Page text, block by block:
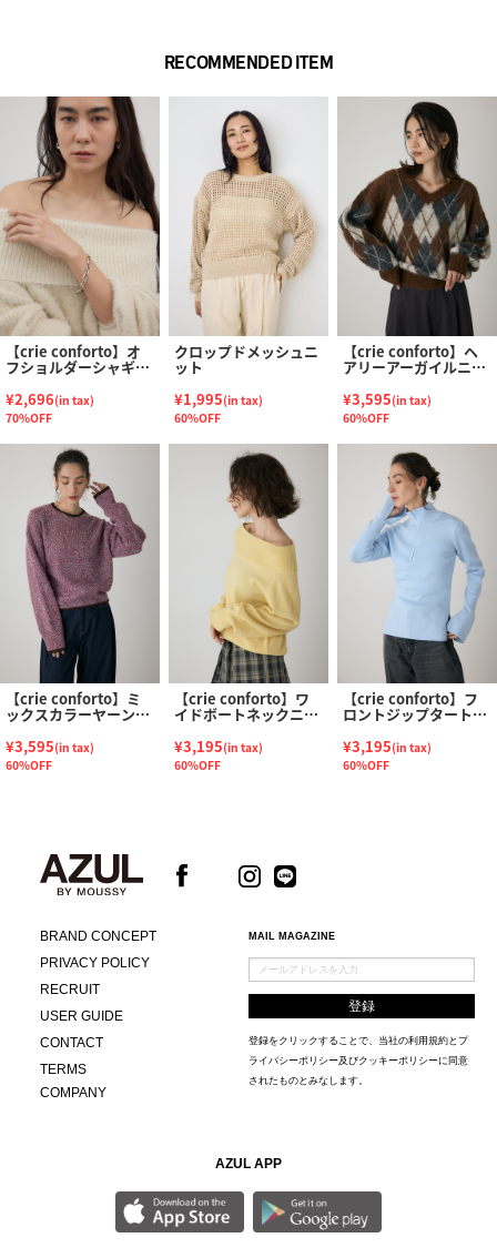
RECOMMENDED ITEM
【crie conforto】オ
フショルダーシャギー
ラメニット
¥2,696(in tax)
70%OFF
クロップドメッシュニ
ット
¥1,995(in tax)
60%OFF
【crie conforto】ヘ
アリーアーガイルニッ
ト
¥3,595(in tax)
60%OFF
【crie conforto】ミ
ックスカラーヤーンラ
インニット
¥3,595(in tax)
60%OFF
【crie conforto】ワ
イドボートネックニッ
¥3,195(in tax)
60%OFF
【crie conforto】フ
ロントジップタートル
¥3,195(in tax)
60%OFF
BRAND CONCEPT
PRIVACY POLICY
RECRUIT
USER GUIDE
CONTACT
TERMS
COMPANY
MAIL MAGAZINE
登録をクリックすることで、当社の利用規約とプ
ライバシーポリシー及びクッキーポリシーに同意
されたものとみなします。
AZUL APP